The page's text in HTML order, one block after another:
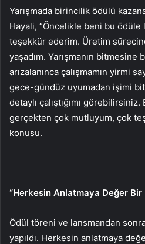
Yarışmada birincilik ödülü
Hayali, “Öncelikle beni bu
teşekkür ederim. Üretim
yaşadım. Yarışmanın bitmesine
arızalanınca çalışmamın yirmi
gece-gündüz uyumadan işimi
detaylı çalıştığımı
gerçekten çok mutluyum, çok
konusu.
“Herkesin Anlatmaya Değer Bir
Ödül töreni ve lansmandan
yapıldı. Herkesin anlatmaya